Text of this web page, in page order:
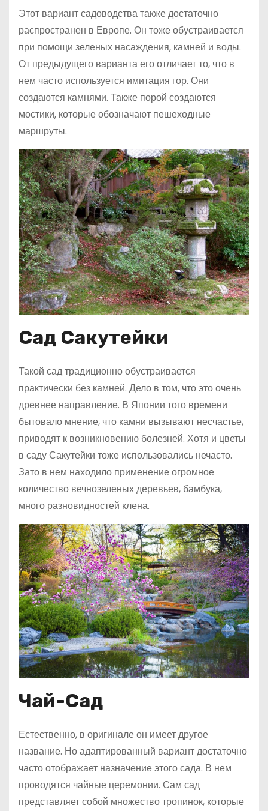
Этот вариант садоводства также достаточно
распространен в Европе. Он тоже обустраивается
при помощи зеленых насаждения, камней и воды.
От предыдущего варианта его отличает то, что в
нем часто используется имитация гор. Они
создаются камнями. Также порой создаются
мостики, которые обозначают пешеходные
маршруты.
Сад Сакутейки
Такой сад традиционно обустраивается
практически без камней. Дело в том, что это очень
древнее направление. В Японии того времени
бытовало мнение, что камни вызывают несчастье,
приводят к возникновению болезней. Хотя и цветы
в саду Сакутейки тоже использовались нечасто.
Зато в нем находило применение огромное
количество вечнозеленых деревьев, бамбука,
много разновидностей клена.
Чай-Сад
Естественно, в оригинале он имеет другое
название. Но адаптированный вариант достаточно
часто отображает назначение этого сада. В нем
проводятся чайные церемонии. Сам сад
представляет собой множество тропинок, которые